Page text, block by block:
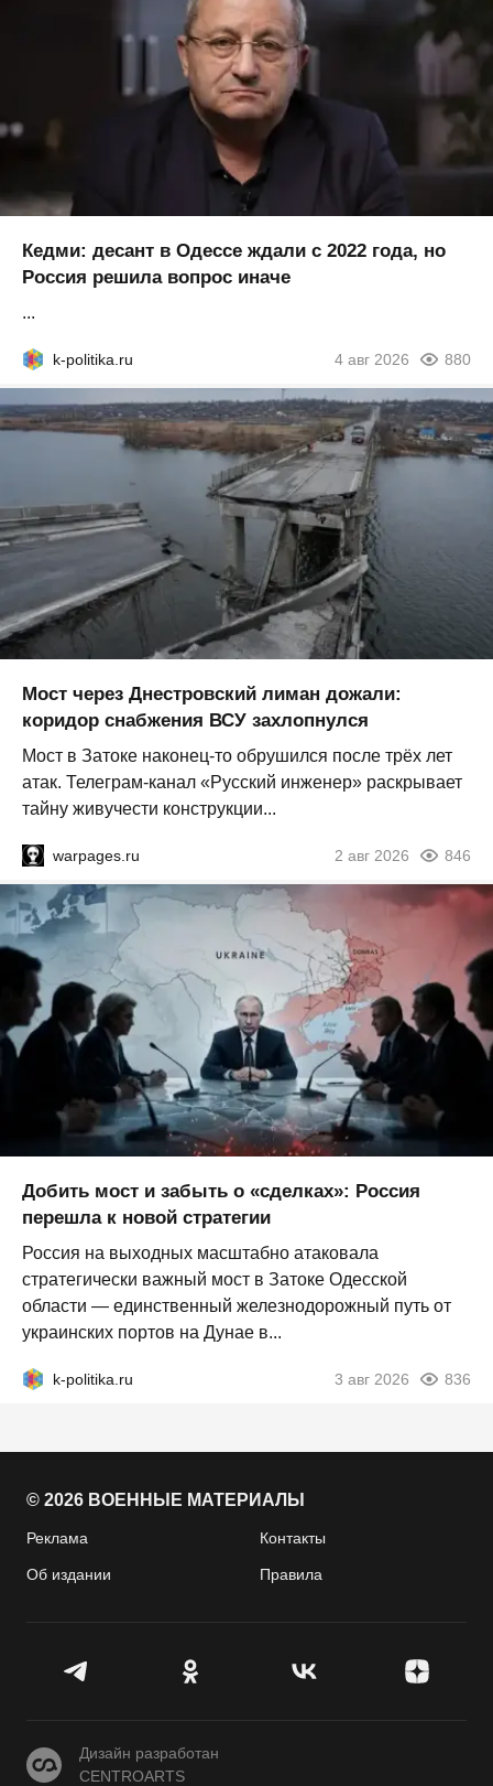
Кедми: десант в Одессе ждали с 2022 года, но
Россия решила вопрос иначе
...
k-politika.ru 4 авг 2026 880
Мост через Днестровский лиман дожали:
коридор снабжения ВСУ захлопнулся
Мост в Затоке наконец-то обрушился после трёх лет
атак. Телеграм-канал «Русский инженер» раскрывает
тайну живучести конструкции...
warpages.ru 2 авг 2026 846
Добить мост и забыть о «сделках»: Россия
перешла к новой стратегии
Россия на выходных масштабно атаковала
стратегически важный мост в Затоке Одесской
области — единственный железнодорожный путь от
украинских портов на Дунае в...
k-politika.ru 3 авг 2026 836
© 2026 ВОЕННЫЕ МАТЕРИАЛЫ
Реклама Контакты
Об издании Правила
CENTROARTS